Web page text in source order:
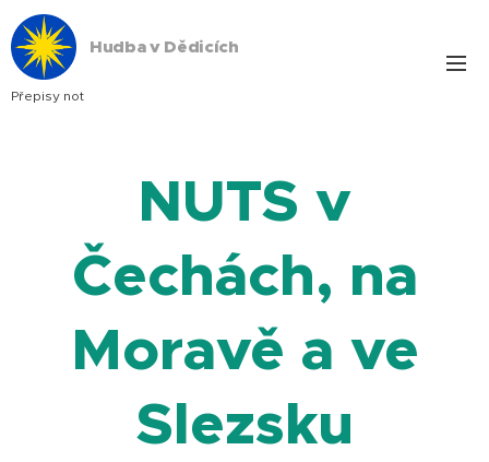
Hudba v Dědicích
Přepisy not
NUTS v
Čechách, na
Moravě a ve
Slezsku